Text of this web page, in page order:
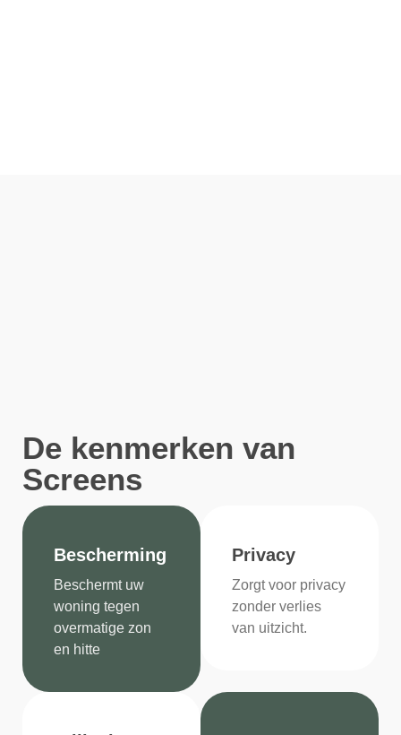
De kenmerken van
Screens
Bescherming
Beschermt uw
woning tegen
overmatige zon
en hitte
Privacy
Zorgt voor privacy
zonder verlies
van uitzicht.